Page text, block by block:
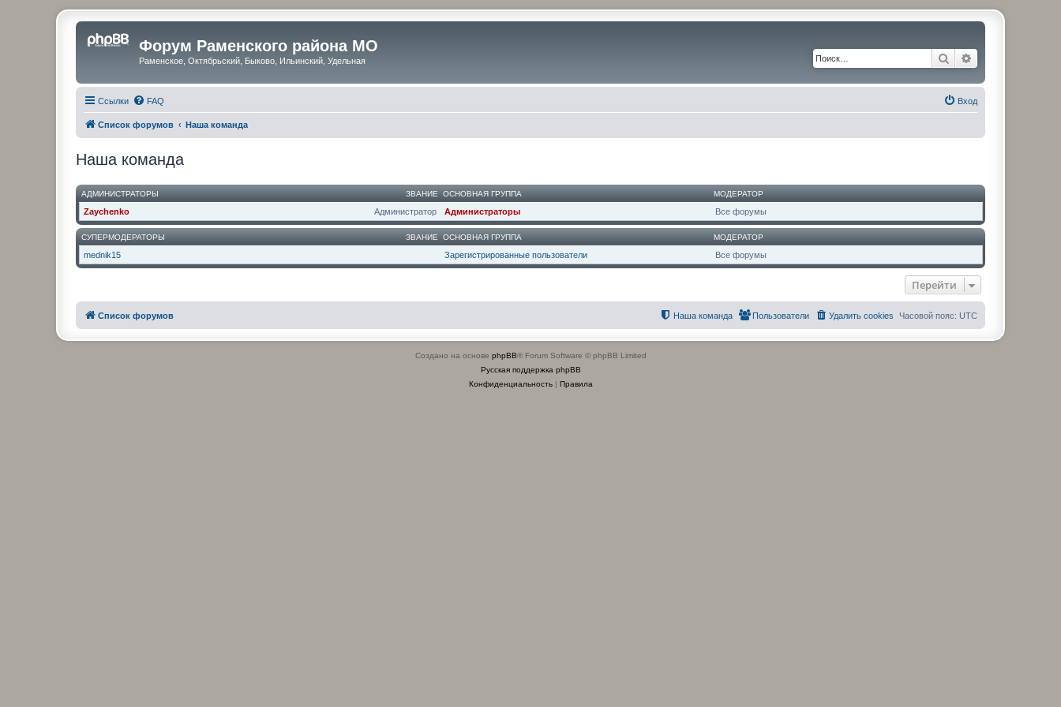
Форум Раменского района МО
Раменское, Октябрьский, Быково, Ильинский, Удельная Поиск
Ссылки FAQ Вход
Список форумов Наша команда
Наша команда
ЗВАНИЕ
АДМИНИСТРАТОРЫ ОСНОВНАЯ ГРУППА МОДЕРАТОР
Администратор
Zaychenko Администраторы Все форумы
ЗВАНИЕ
СУПЕРМОДЕРАТОРЫ ОСНОВНАЯ ГРУППА МОДЕРАТОР
mednik15 Зарегистрированные пользователи Все форумы
Перейти
Список форумов Часовой пояс: UTC
Удалить cookies
Пользователи
Наша команда
Создано на основе phpBB® Forum Software © phpBB Limited
Русская поддержка phpBB
Конфиденциальность| Правила